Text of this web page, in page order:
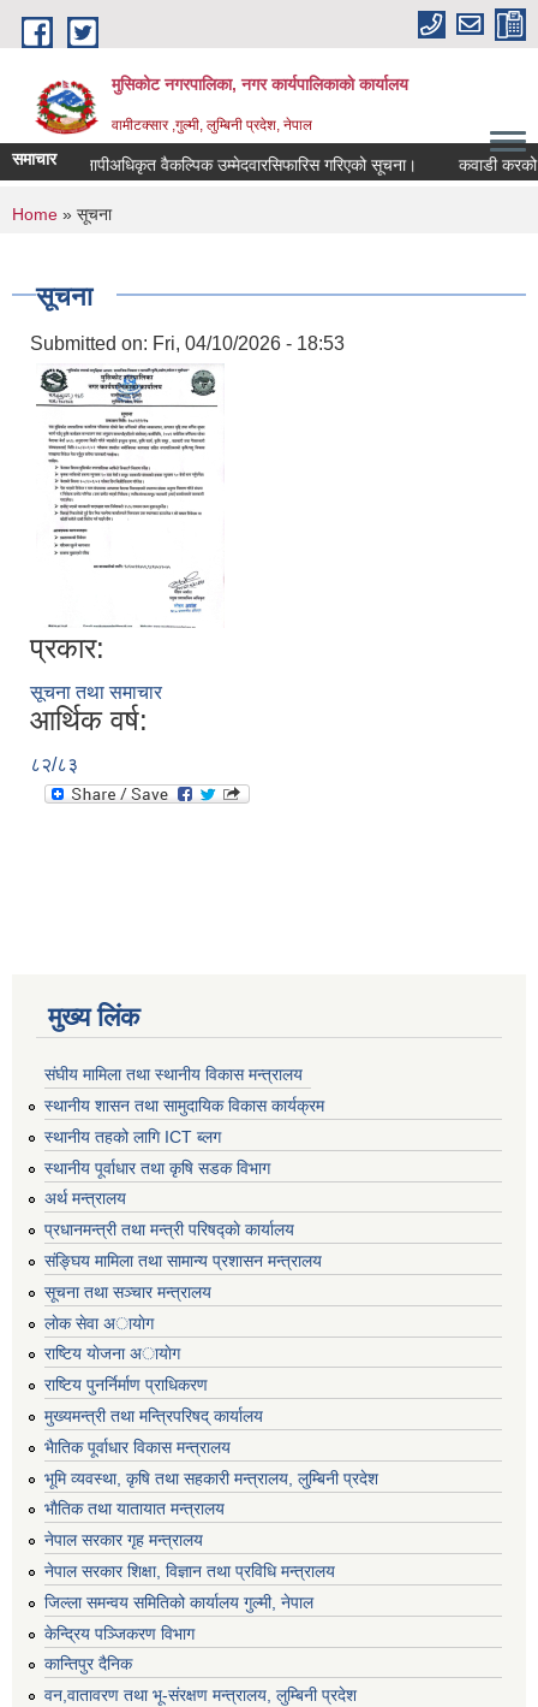
Skip to main content
मुसिकोट नगरपालिका, नगर कार्यपालिकाकाे कार्यालय
वामीटक्सार ,गुल्मी, लुम्बिनी प्रदेश, नेपाल
समाचार नापीअधिकृत वैकल्पिक उम्मेदवारसिफारिस गरिएको सूचना। कवाडी करको
You are here
Home » सूचना
सूचना
Submitted on: Fri, 04/10/2026 - 18:53
प्रकार:
सूचना तथा समाचार
आर्थिक वर्ष:
८२/८३
मुख्य लिंक
संघीय मामिला तथा स्थानीय विकास मन्त्रालय
स्थानीय शासन तथा सामुदायिक विकास कार्यक्रम
स्थानीय तहको लागि ICT ब्लग
स्थानीय पूर्वाधार तथा कृषि सडक विभाग
अर्थ मन्त्रालय
प्रधानमन्त्री तथा मन्त्री परिषद्काे कार्यालय
संङ्घिय मामिला तथा सामान्य प्रशासन मन्त्रालय
सूचना तथा सञ्चार मन्त्रालय
लाेक सेवा अायाेग
राष्टिय याेजना अायाेग
राष्टिय पुनर्निर्माण प्राधिकरण
मुख्यमन्त्री तथा मन्त्रिपरिषद् कार्यालय
भैातिक पूर्वाधार विकास मन्त्रालय
भूमि व्यवस्था, कृषि तथा सहकारी मन्त्रालय, लु्म्बिनी प्रदेश
भाैतिक तथा यातायात मन्त्रालय
नेपाल सरकार गृह मन्त्रालय
नेपाल सरकार शिक्षा, विज्ञान तथा प्रविधि मन्त्रालय
जिल्ला समन्वय समितिको कार्यालय गुल्मी, नेपाल
केन्द्रिय पञ्जिकरण विभाग
कान्तिपुर दैनिक
वन,वातावरण तथा भू-संरक्षण मन्त्रालय, लुम्बिनी प्रदेश